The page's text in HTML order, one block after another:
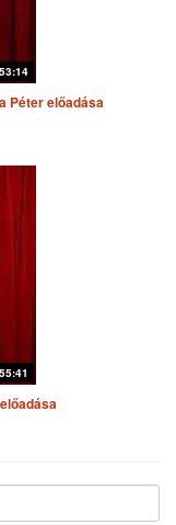
53:14
Péter előadása
55:41